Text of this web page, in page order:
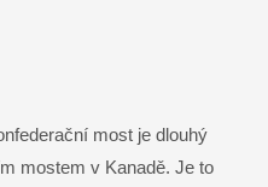
most je dlouhý
mostem v Kanadě. Je to